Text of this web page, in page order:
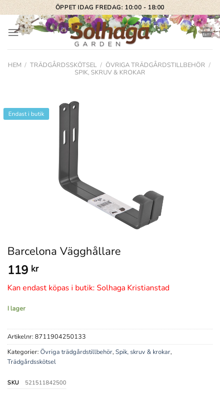
Skip
to
content
ÖPPET IDAG FREDAG: 10:00 - 18:00
HEM / TRÄDGÅRDSSKÖTSEL / ÖVRIGA TRÄDGÅRDSTILLBEHÖR /
SPIK, SKRUV & KROKAR
Endast i butik
Barcelona Vägghållare
119 kr
Kan endast köpas i butik: Solhaga Kristianstad
I lager
Artikelnr: 8711904250133
Kategorier: Övriga trädgårdstillbehör,Spik, skruv & krokar,
Trädgårdsskötsel
SKU 521511842500